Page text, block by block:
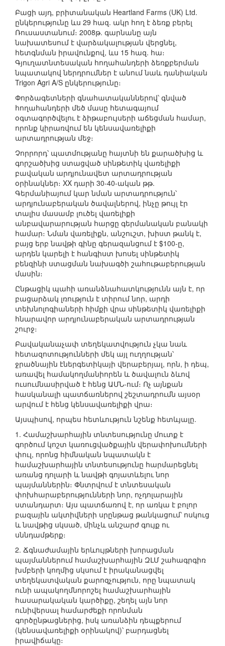
Բացի այդ, բրիտանական Heartland Farms (UK) Ltd.
ընկերությունը ևս 29 հազ. ակր հող է ձեռք բերել
Ռուսաստանում։ 2008թ. գարնանը այն
նախատեսում է վարձակալության վերցնել,
հետգնման իրավունքով, ևս 15 հազ. հա։
Գյուղատնտեսական հողահանդերի ձեռքբերման
նպատակով ներդրումներ է անում նաև դանիական
Trigon Agri A/S ընկերությունը։
Փորձագետների գնահատականներով՝ գնված
հողահանդերի մեծ մասը հետագայում
օգտագործվելու է ձիթաբույսերի աճեցման համար,
որոնք կիրառվում են կենսավառելիքի
արտադրության մեջ։
Չորրորդ՝ պատմությանը հայտնի են քարածխից և
գորշածխից ստացված սինթետիկ վառելիքի
բավական արդյունավետ արտադրության
օրինակներ։ XX դարի 30-40-ական թթ.
Գերմանիայում կար նման արտադրություն՝
արդյունաբերական ծավալներով, ինչը թույլ էր
տալիս մասամբ լուծել վառելիքի
անբավարարության հարցը գերմանական բանակի
համար։ Նման վառելիքն, անշուշտ, խիստ թանկ է,
բայց երբ նավթի գինը գերազանցում է $100-ը,
արդեն կարելի է հանգիստ խոսել սինթետիկ
բենզինի ստացման նախագծի շահութաբերության
մասին։
Ընթացիկ պահի առանձնահատկությունն այն է, որ
բացարձակ լռություն է տիրում նոր, արդի
տեխնոլոգիաների հիմքի վրա սինթետիկ վառելիքի
հնարավոր արդյունաբերական արտադրության
շուրջ։
Բավականաչափ տեղեկատվություն չկա նաև
հետազոտությունների մեկ այլ ուղղության՝
ջրածնային էներգետիկայի վերաբերյալ, որն, ի դեպ,
առավել համակողմանիորեն և ծավալուն ձևով
ուսումնասիրված է հենց ԱՄՆ-ում։ Ոչ այնքան
հասկանալի պատճառներով շեշտադրումն այսօր
արվում է հենց կենսավառելիքի վրա։
Այսպիսով, որպես հետևություն նշենք հետևյալը.
1. Համաշխարհային տնտեսությունը մուտք է
գործում կոշտ կառուցվածքային վերափոխումների
փուլ, որոնց հիմնական նպատակն է
համաշխարհային տնտեսությունը հարմարեցնել
առանց դոլարի և նավթի գոյատևելու նոր
պայմաններին։ Փնտրվում է տնտեսական
փոխհարաբերությունների նոր, ոչդոլարային
ստանդարտ։ Այս պատճառով է, որ առկա է բոլոր
բազային ակտիվների սրընթաց թանկացում՝ ոսկուց
և նավթից սկսած, մինչև անշարժ գույք ու
սննդամթերք։
2. Ճգնաժամային երևույթների խորացման
պայմաններում համաշխարհային ԶԼՄ շահագրգիռ
խմբերի կողմից սկսում է իրականացվել
տեղեկատվական քարոզչություն, որը նպատակ
ունի ապակողմնորոշել համաշխարհային
հասարակական կարծիքը, շեղել այն նոր
ունիվերսալ համարժեքի որոնման
գործընթացներից, իսկ առանձին դեպքերում
(կենսավառելիքի օրինակով)՝ բարդացնել
իրավիճակը։